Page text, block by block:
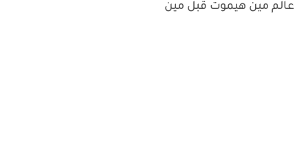
عالم مين هيموت قبل مين